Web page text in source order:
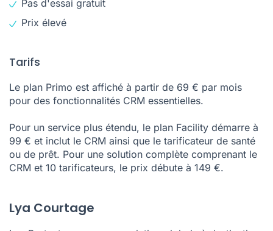
Pas d'essai gratuit
Prix élevé
Tarifs
Le plan Primo est affiché à partir de 69 € par mois
pour des fonctionnalités CRM essentielles.
Pour un service plus étendu, le plan Facility démarre à
99 € et inclut le CRM ainsi que le tarificateur de santé
ou de prêt. Pour une solution complète comprenant le
CRM et 10 tarificateurs, le prix débute à 149 €.
Lya Courtage